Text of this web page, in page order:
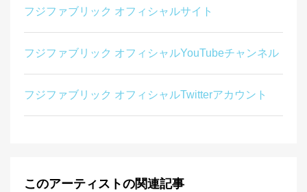
フジファブリック オフィシャルサイト
フジファブリック オフィシャルYouTubeチャンネル
フジファブリック オフィシャルTwitterアカウント
このアーティストの関連記事